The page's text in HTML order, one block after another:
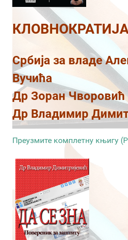
Србија за владе
Вучића
Др Зоран Чворовић
Др Владимир
Преузмите комплетну књигу